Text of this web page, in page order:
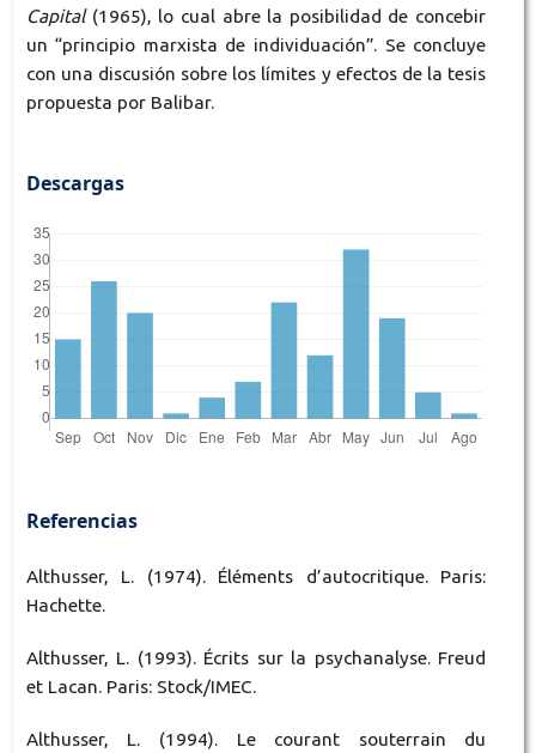
Capital (1965), lo cual abre la posibilidad de concebir
un “principio marxista de individuación”. Se concluye
con una discusión sobre los límites y efectos de la tesis
propuesta por Balibar.
Descargas
Referencias
Althusser, L. (1974). Éléments d’autocritique. Paris:
Hachette.
Althusser, L. (1993). Écrits sur la psychanalyse. Freud
et Lacan. Paris: Stock/IMEC.
Althusser, L. (1994). Le courant souterrain du